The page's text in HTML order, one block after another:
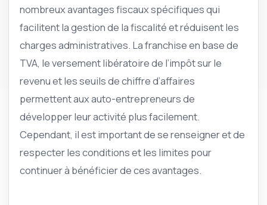
nombreux avantages fiscaux spécifiques qui
facilitent la gestion de la fiscalité et réduisent les
charges administratives. La franchise en base de
TVA, le versement libératoire de l’impôt sur le
revenu et les seuils de chiffre d’affaires
permettent aux auto-entrepreneurs de
développer leur activité plus facilement.
Cependant, il est important de se renseigner et de
respecter les conditions et les limites pour
continuer à bénéficier de ces avantages.